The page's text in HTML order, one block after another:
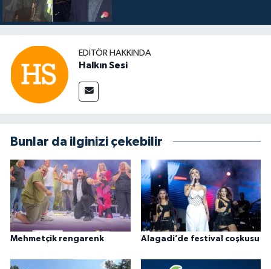
EDITÖR HAKKINDA
Halkın Sesi
Bunlar da ilginizi çekebilir
Mehmetçik rengarenk Alagadi’de festival coşkusu